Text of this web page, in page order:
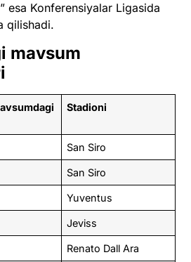
esa Konferensiyalar Ligasida
qilishadi.
mavsum
Stadioni
San Siro
San Siro
Yuventus
Jeviss
Renato Dall Ara